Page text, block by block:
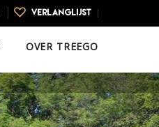
VERLANGLIJST
OVER TREEGO